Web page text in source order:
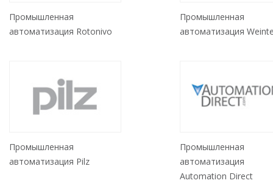
Промышленная
автоматизация Rotonivo
Промышленная
автоматизация
Промышленная
автоматизация Pilz
Промышленная
автоматизация
Automation Direct